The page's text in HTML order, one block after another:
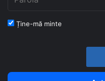
Ține-mă minte